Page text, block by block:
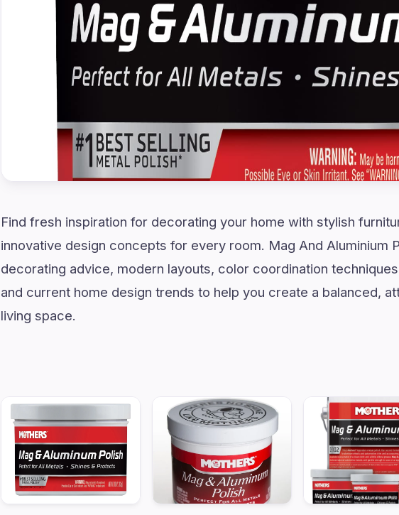
Find fresh inspiration for decorating your home with stylish
innovative design concepts for every room. Mag And Aluminium
decorating advice, modern layouts, color coordination
and current home design trends to help you create a balanced,
living space.